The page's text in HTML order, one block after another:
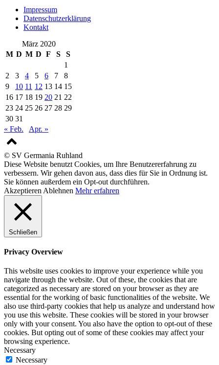
Impressum
Datenschutzerklärung
Kontakt
März 2020
M D M D F S
S
1
2
3 4 5 6 7
8
9
10 11 12 13 14 15
16 17 18 19 20 21 22
23 24 25 26 27 28 29
30 31
« Feb.
Apr. »
© SV Germania Ruhland
Diese Website benutzt Cookies, um Ihre Benutzererfahrung zu
verbessern. Wir gehen davon aus, dass dies für Sie in Ordnung ist.
Sie können außerdem ein Opt-out durchführen.
Akzeptieren Ablehnen Mehr erfahren
Schließen
Privacy Overview
This website uses cookies to improve your experience while you
navigate through the website. Out of these, the cookies that are
categorized as necessary are stored on your browser as they are
essential for the working of basic functionalities of the website. We
also use third-party cookies that help us analyze and understand how
you use this website. These cookies will be stored in your browser
only with your consent. You also have the option to opt-out of these
cookies. But opting out of some of these cookies may affect your
browsing experience.
Necessary
Necessary